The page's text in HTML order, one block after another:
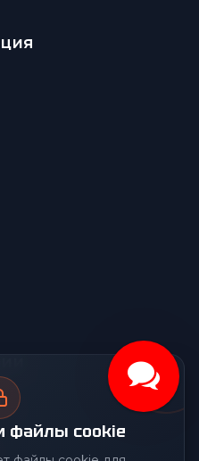
файлы cookie